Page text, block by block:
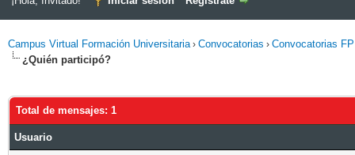
Campus Virtual Formación Universitaria› Convocatorias › Convocatorias
¿Quién participó?
Total de mensajes: 1
Usuario